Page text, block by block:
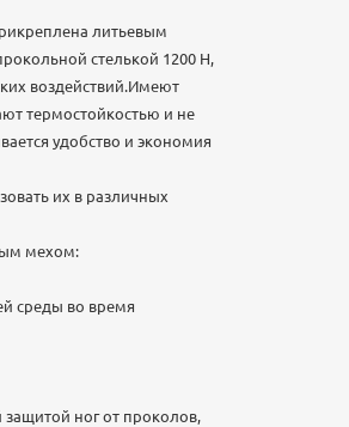
литьевым
стелькой 1200 Н,
воздействий.Имеют
термостойкостью и не
удобство и экономия
их в различных
мехом:
среды во время
ног от проколов,